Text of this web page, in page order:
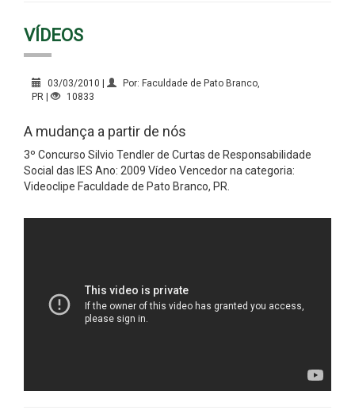
VÍDEOS
03/03/2010 |
Por: Faculdade de Pato Branco,
PR |
10833
A mudança a partir de nós
3º Concurso Silvio Tendler de Curtas de Responsabilidade
Social das IES Ano: 2009 Vídeo Vencedor na categoria:
Videoclipe Faculdade de Pato Branco, PR.